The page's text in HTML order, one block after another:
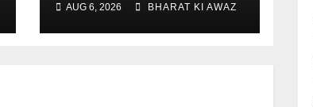
AUG 6, 2026 BHARAT KI AWAZ